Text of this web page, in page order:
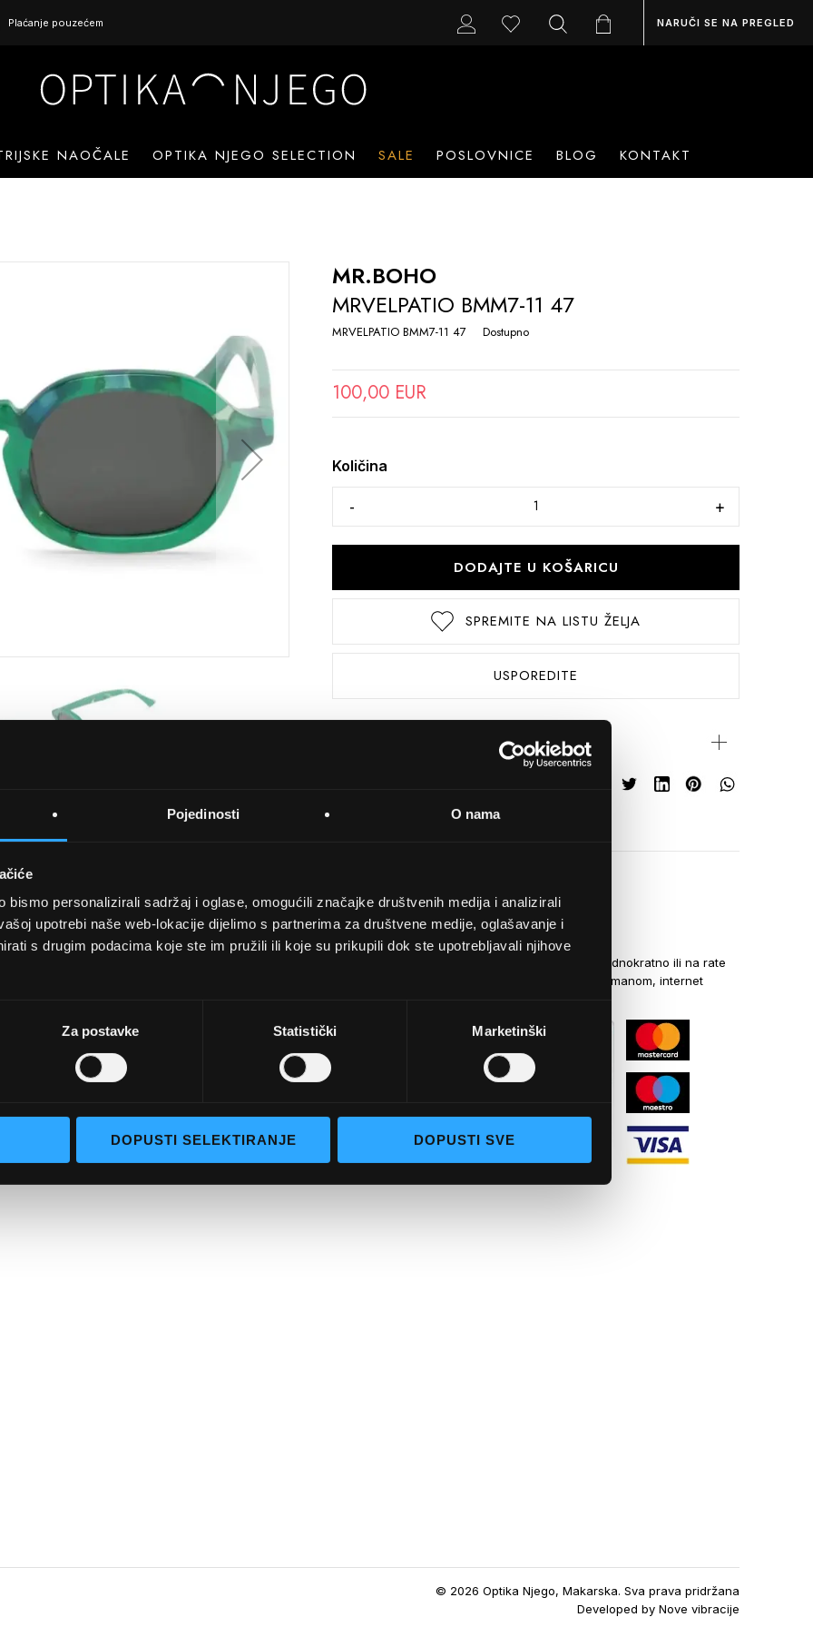
Pojedinosti O nama
bismo personalizirali sadržaj i oglase, omogućili značajke društvenih medija i analizirali
upotrebi naše web-lokacije dijelimo s partnerima za društvene medije, oglašavanje i
s drugim podacima koje ste im pružili ili koje su prikupili dok ste upotrebljavali njihove
Za postavke Statistički Marketinški
DOPUSTI SELEKTIRANJE DOPUSTI SVE
Plaćanje pouzećem NARUČI SE NA PREGLED
NAOČALE OPTIKA NJEGO SELECTION SALE POSLOVNICE BLOG KONTAKT
MR.BOHO
MRVELPATIO BMM7-11 47
MRVELPATIO BMM7-11 47 Dostupno
100,00 EUR
Količina
DODAJTE U KOŠARICU
SPREMITE NA LISTU ŽELJA
USPOREDITE
UVJETI KUPNJE
Pojmovi za pretraživanje
Napredno pretraživanje
Narudžbe i povrati
NAČINI PLAĆANJA
Kreditnim karticama jednokratno ili na rate
općom uplatnicom, virmanom, internet
© 2026 Optika Njego, Makarska. Sva prava pridržana
Developed byNove vibracije